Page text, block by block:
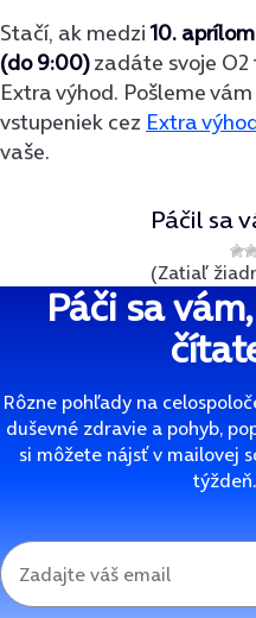
Stačí, ak medzi 10.
(do 9:00)zadáte svoje
Extra výhod. Pošleme
vstupeniek cez Extra
vaše.
Páčil sa
(Zatiaľ
Páči sa
Rôzne pohľady na
duševné zdravie a pohyb,
si môžete nájsť v mailovej
týždeň.